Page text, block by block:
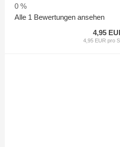
0 %
Alle 1 Bewertungen ansehen
4,95
4,95 EUR pro